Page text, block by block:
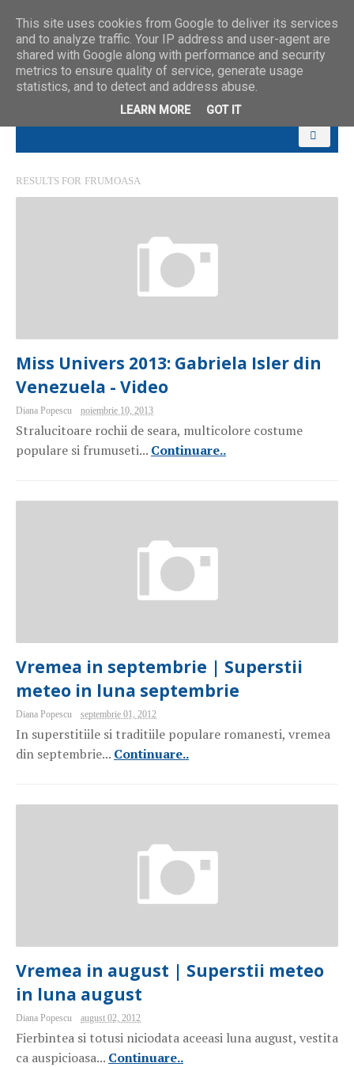
RESULTS FOR FRUMOASA
Miss Univers 2013: Gabriela Isler din
Venezuela - Video
Diana Popescu noiembrie 10, 2013
Stralucitoare rochii de seara, multicolore costume
populare si frumuseti... Continuare..
Vremea in septembrie | Superstii
meteo in luna septembrie
Diana Popescu septembrie 01, 2012
In superstitiile si traditiile populare romanesti, vremea
din septembrie... Continuare..
Vremea in august | Superstii meteo
in luna august
Diana Popescu august 02, 2012
Fierbintea si totusi niciodata aceeasi luna august, vestita
ca auspicioasa... Continuare..
This site uses cookies from Google to deliver its services
and to analyze traffic. Your IP address and user-agent are
shared with Google along with performance and security
metrics to ensure quality of service, generate usage
statistics, and to detect and address abuse.
LEARN MORE GOT IT